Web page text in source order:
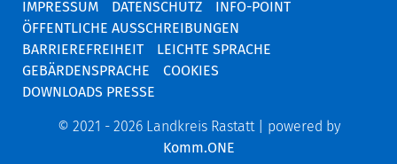
IMPRESSUM DATENSCHUTZ
INFO-POINT
ÖFFENTLICHE AUSSCHREIBUNGEN
BARRIEREFREIHEIT
LEICHTE SPRACHE
GEBÄRDENSPRACHE
COOKIES
DOWNLOADS PRESSE
© 2021 - 2026 Landkreis Rastatt | powered by
Komm.ONE